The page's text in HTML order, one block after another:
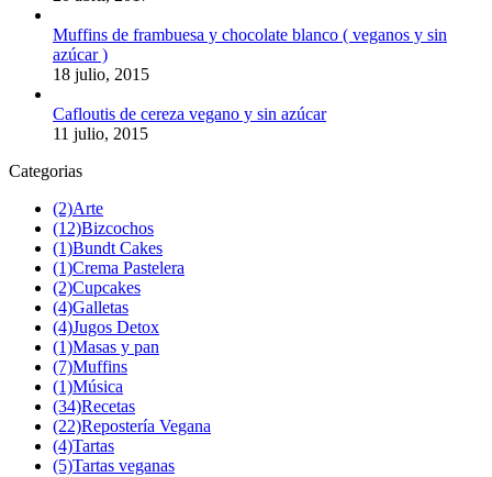
Muffins de frambuesa y chocolate blanco ( veganos y sin
azúcar )
18 julio, 2015
Cafloutis de cereza vegano y sin azúcar
11 julio, 2015
Categorias
(2)Arte
(12)Bizcochos
(1)Bundt Cakes
(1)Crema Pastelera
(2)Cupcakes
(4)Galletas
(4)Jugos Detox
(1)Masas y pan
(7)Muffins
(1)Música
(34)Recetas
(22)Repostería Vegana
(4)Tartas
(5)Tartas veganas